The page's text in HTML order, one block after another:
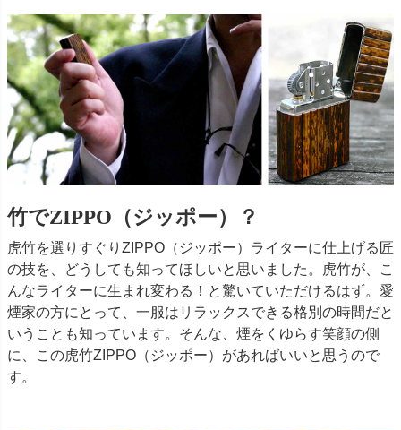
竹でZIPPO（ジッポー）？
虎竹を選りすぐりZIPPO（ジッポー）ライターに仕上げる匠
の技を、どうしても知ってほしいと思いました。虎竹が、こ
んなライターに生まれ変わる！と驚いていただけるはず。愛
煙家の方にとって、一服はリラックスできる格別の時間だと
いうことも知っています。そんな、煙をくゆらす笑顔の側
に、この虎竹ZIPPO（ジッポー）があればいいと思うので
す。